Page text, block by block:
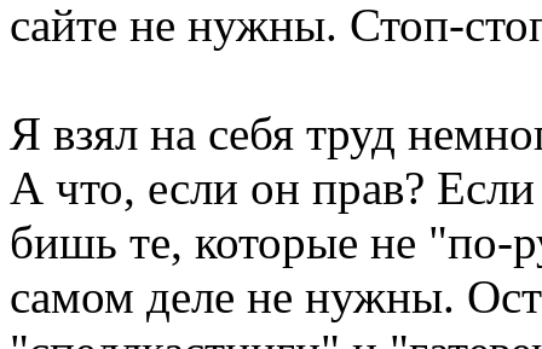
сайте не нужны. Стоп-
Я взял на себя труд
А что, если он прав?
бишь те, которые не "по-
самом деле не нужны.